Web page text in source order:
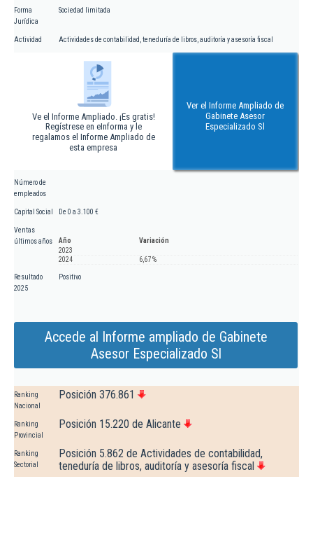
Forma
Jurídica
Sociedad limitada
Actividad Actividades de contabilidad, teneduría de libros, auditoría y asesoría fiscal
Ve el Informe Ampliado. ¡Es gratis!
Regístrese en eInforma y le
regalamos el Informe Ampliado de
esta empresa
Ver el Informe Ampliado de
Gabinete Asesor
Especializado Sl
Número de
empleados
Capital Social De 0 a 3.100 €
Ventas
últimos años
Año
Variación
2023
2024
6,67 %
Resultado
2025
Positivo
Accede al Informe ampliado de Gabinete
Asesor Especializado Sl
Ranking
Nacional
Posición 376.861
Ranking
Provincial
Posición 15.220 de Alicante
Ranking
Sectorial
Posición 5.862 de Actividades de contabilidad,
teneduría de libros, auditoría y asesoría fiscal